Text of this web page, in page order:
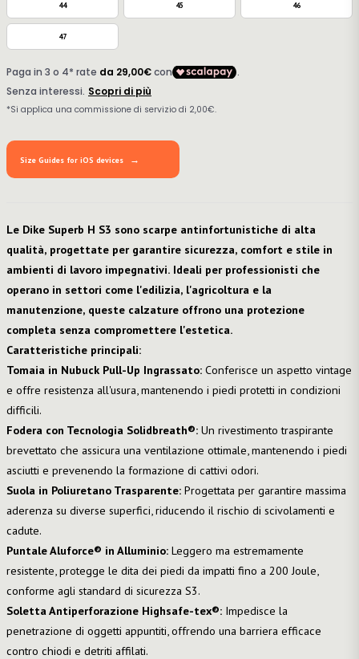
44 45 46
47
Size Guides for iOS devices
Le Dike Superb H S3 sono scarpe antinfortunistiche di alta
qualità, progettate per garantire sicurezza, comfort e stile in
ambienti di lavoro impegnativi. Ideali per professionisti che
operano in settori come l'edilizia, l'agricoltura e la
manutenzione, queste calzature offrono una protezione
completa senza compromettere l'estetica.
Caratteristiche principali:
Tomaia in Nubuck Pull-Up Ingrassato: Conferisce un aspetto vintage
e offre resistenza all'usura, mantenendo i piedi protetti in condizioni
difficili.
Fodera con Tecnologia Solidbreath®: Un rivestimento traspirante
brevettato che assicura una ventilazione ottimale, mantenendo i piedi
asciutti e prevenendo la formazione di cattivi odori.
Suola in Poliuretano Trasparente: Progettata per garantire massima
aderenza su diverse superfici, riducendo il rischio di scivolamenti e
cadute.
Puntale Aluforce® in Alluminio: Leggero ma estremamente
resistente, protegge le dita dei piedi da impatti fino a 200 Joule,
conforme agli standard di sicurezza S3.
Soletta Antiperforazione Highsafe-tex®: Impedisce la
penetrazione di oggetti appuntiti, offrendo una barriera efficace
contro chiodi e detriti affilati.